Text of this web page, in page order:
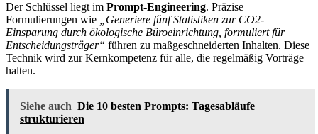
Der Schlüssel liegt im Prompt-Engineering. Präzise
Formulierungen wie
„Generiere fünf Statistiken zur CO2-
Einsparung durch ökologische Büroeinrichtung, formuliert für
Entscheidungsträger“ führen zu maßgeschneiderten Inhalten. Diese
Technik wird zur Kernkompetenz für alle, die regelmäßig Vorträge
halten.
Siehe auch Die 10 besten Prompts: Tagesabläufe
strukturieren